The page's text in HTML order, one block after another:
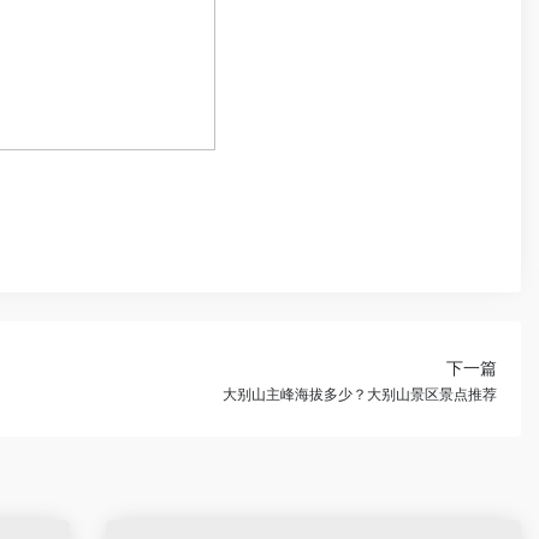
下一篇
大别山主峰海拔多少？大别山景区景点推荐